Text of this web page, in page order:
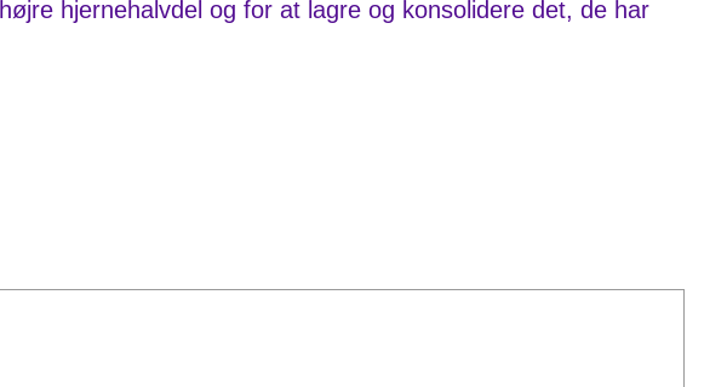
hjernehalvdel og for at lagre og konsolidere det, de har